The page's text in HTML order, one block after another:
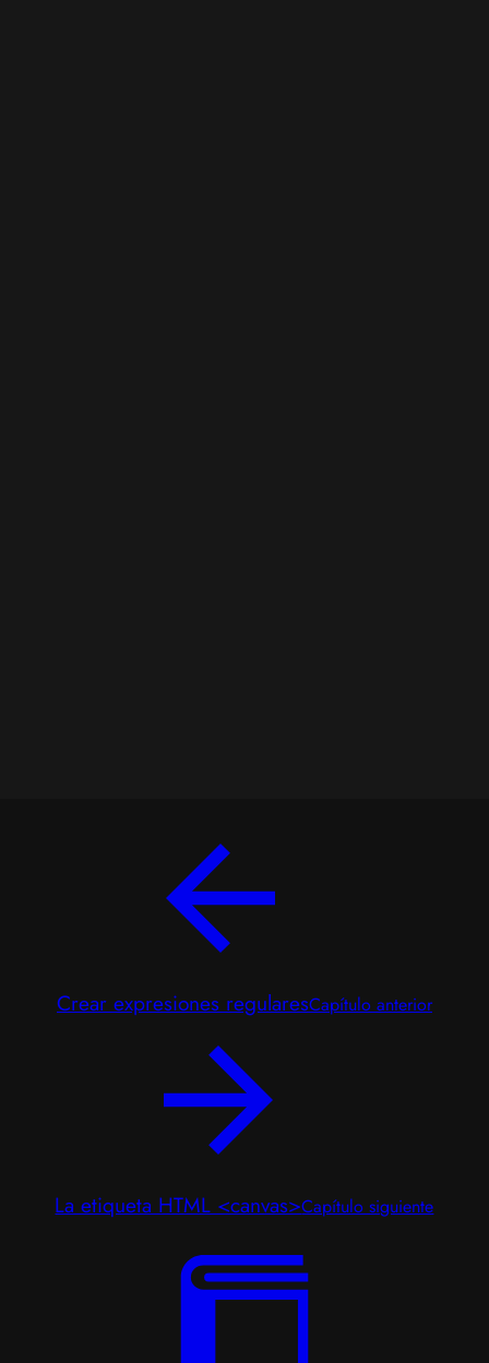
Crear expresiones regularesCapítulo anterior
La etiqueta HTML <canvas>Capítulo siguiente